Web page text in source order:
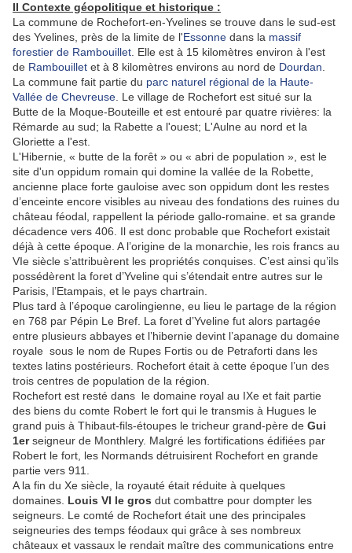
II Contexte géopolitique et historique :
La commune de Rochefort-en-Yvelines se trouve dans le sud-est
des Yvelines, près de la limite de l'Essonne dans la massif
forestier de Rambouillet . Elle est à 15 kilomètres environ à l'est
de Rambouillet et à 8 kilomètres environs au nord de Dourdan
La commune fait partie du parc naturel régional de la Haute-
Vallée de Chevreuse . Le village de Rochefort est situé sur la
Butte de la Moque-Bouteille et est entouré par quatre rivières: la
Rémarde au sud; la Rabette a l'ouest; L'Aulne au nord et la
Gloriette a l'est.
L'Hibernie, « butte de la forêt » ou « abri de population », est le
site d'un oppidum romain qui domine la vallée de la Robette,
ancienne place forte gauloise avec son oppidum dont les restes
d’enceinte encore visibles au niveau des fondations des ruines du
château féodal, rappellent la période gallo-romaine. et sa grande
décadence vers 406. Il est donc probable que Rochefort existait
déjà à cette époque. A l’origine de la monarchie, les rois francs au
VIe siècle s’attribuèrent les propriétés conquises. C’est ainsi qu’ils
possédèrent la foret d’Yveline qui s’étendait entre autres sur le
Parisis, l’Etampais, et le pays chartrain.
Plus tard à l’époque carolingienne, eu lieu le partage de la région
en 768 par Pépin Le Bref. La foret d’Yveline fut alors partagée
entre plusieurs abbayes et l’hibernie devint l’apanage du domaine
royale sous le nom de Rupes Fortis ou de Petraforti dans les
textes latins postérieurs. Rochefort était à cette époque l’un des
trois centres de population de la région.
Rochefort est resté dans le domaine royal au IXe et fait partie
des biens du comte Robert le fort qui le transmis à Hugues le
grand puis à Thibaut-fils-étoupes le tricheur grand-père de Gui
1erseigneur de Monthlery. Malgré les fortifications édifiées par
Robert le fort, les Normands détruisirent Rochefort en grande
partie vers 911.
A la fin du Xe siècle, la royauté était réduite à quelques
domaines. Louis VI le gros dut combattre pour dompter les
seigneurs. Le comté de Rochefort était une des principales
seigneuries des temps féodaux qui grâce à ses nombreux
châteaux et vassaux le rendait maître des communications entre